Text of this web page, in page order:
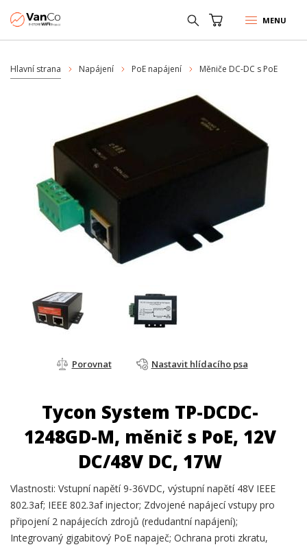
MENU
Hlavní strana Napájení PoE napájení Měniče DC-DC s PoE
Porovnat Nastavit hlídacího psa
Tycon System TP-DCDC-
1248GD-M, měnič s PoE, 12V
DC/48V DC, 17W
Vlastnosti: Vstupní napětí 9-36VDC, výstupní napětí 48V IEEE
802.3af; IEEE 802.3af injector; Zdvojené napájecí vstupy pro
připojení 2 napájecích zdrojů (redudantní napájení);
Integrovaný gigabitový PoE napaječ; Ochrana proti zkratu,